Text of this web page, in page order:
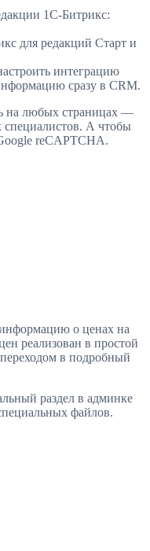
1С-Битрикс:
для редакций Старт и
интеграцию
сразу в CRM.
на любых страницах —
специалистов. А чтобы
reCAPTCHA.
о ценах на
реализован в простой
в подробный
раздел в админке
файлов.